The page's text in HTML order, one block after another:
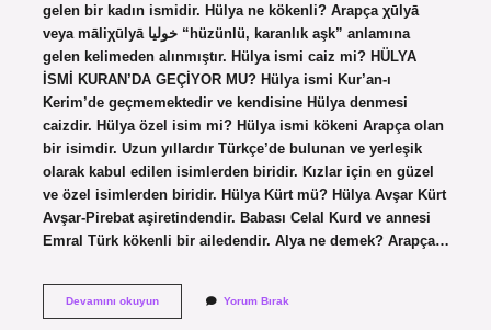
gelen bir kadın ismidir. Hülya ne kökenli? Arapça χūlyā
veya māliχūlyā خوليا “hüzünlü, karanlık aşk” anlamına
gelen kelimeden alınmıştır. Hülya ismi caiz mi? HÜLYA
İSMİ KURAN’DA GEÇİYOR MU? Hülya ismi Kur’an-ı
Kerim’de geçmemektedir ve kendisine Hülya denmesi
caizdir. Hülya özel isim mi? Hülya ismi kökeni Arapça olan
bir isimdir. Uzun yıllardır Türkçe’de bulunan ve yerleşik
olarak kabul edilen isimlerden biridir. Kızlar için en güzel
ve özel isimlerden biridir. Hülya Kürt mü? Hülya Avşar Kürt
Avşar-Pirebat aşiretindendir. Babası Celal Kurd ve annesi
Emral Türk kökenli bir ailedendir. Alya ne demek? Arapça…
Devamını okuyunHülya
Yorum Bırak